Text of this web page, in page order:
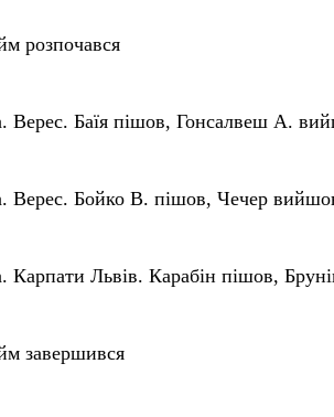
розпочався
Верес. Баїя пішов, Гонсалвеш А.
Верес. Бойко В. пішов, Чечер
Карпати Львів. Карабін пішов,
завершився